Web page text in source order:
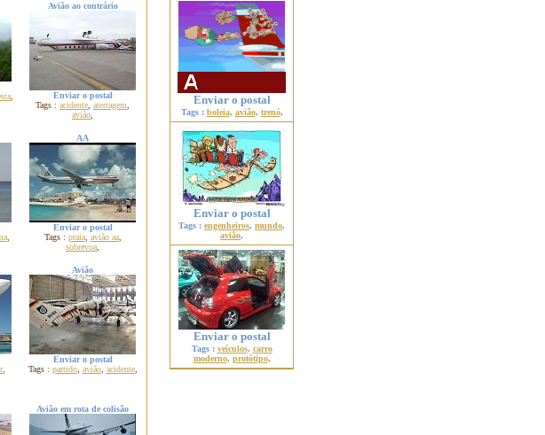
Avião ao contrário
Enviar o postal
Tags : acidente aterragem
avião
,
AA
Enviar o postal
Tags : praia, avião aa,
sobrevoa
,
Avião
Enviar o postal
Tags : partido, avião, acidente,
Avião em rota de colisão
Enviar o postal
Tags : boleia, avião, trenó,
Enviar o postal
Tags : engenheiros, mundo,
avião,
Enviar o postal
Tags : veículos, carro
moderno, protótipo,